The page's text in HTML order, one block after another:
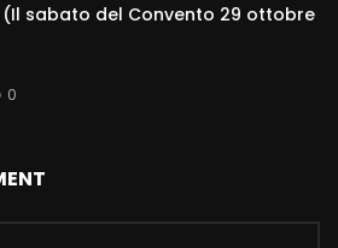
sabato del Convento 29 ottobre
0